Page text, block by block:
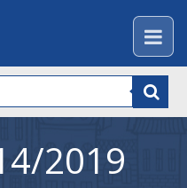
2019